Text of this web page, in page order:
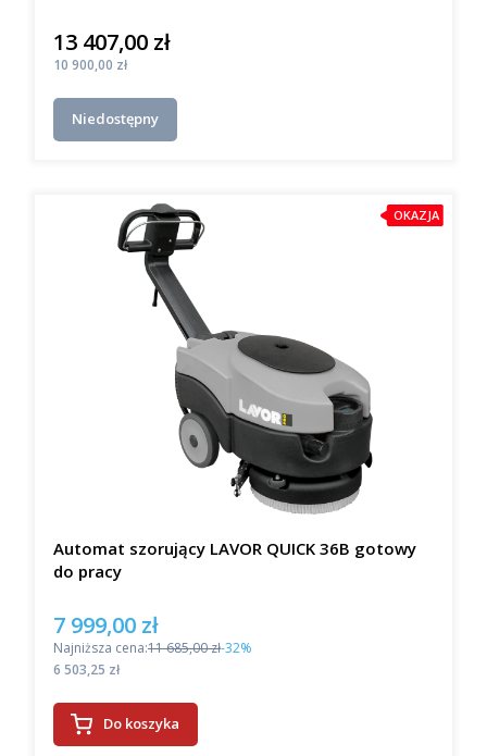
Cena
13 407,00 zł
Cena
10 900,00 zł
Niedostępny
OKAZJA
Automat szorujący LAVOR QUICK 36B gotowy
do pracy
Cena promocyjna
7 999,00 zł
Najniższa cena:11 685,00 zł-32%
Cena
6 503,25 zł
Do koszyka